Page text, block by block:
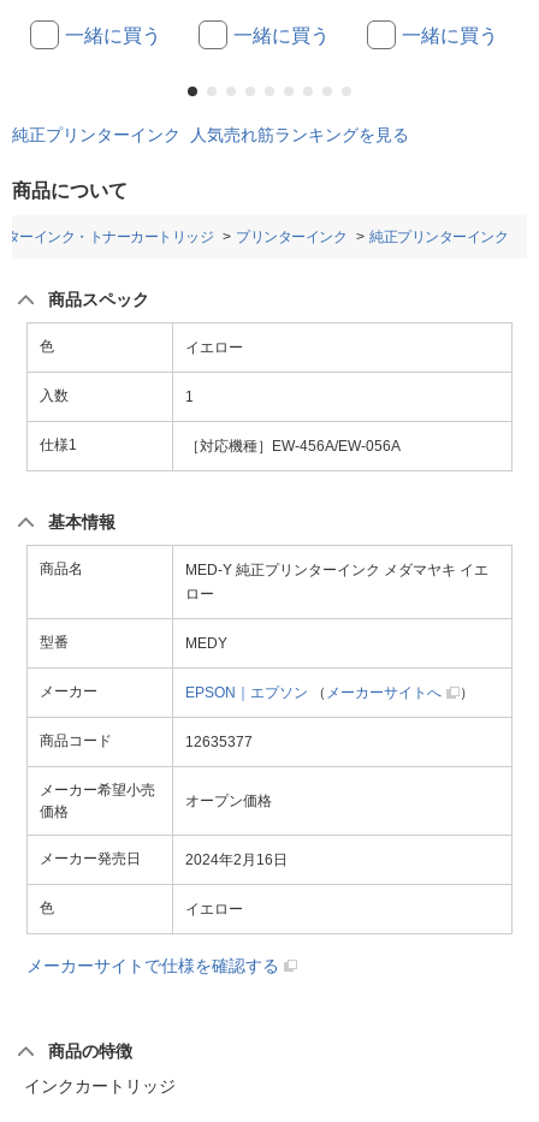
一緒に買う 一緒に買う 一緒に買う
純正プリンターインク 人気売れ筋ランキングを見る
商品について
ターインク・トナーカートリッジ プリンターインク 純正プリンターインク
商品スペック
色 イエロー
入数 1
仕様1 ［対応機種］EW-456A/EW-056A
基本情報
商品名
MED-Y 純正プリンターインク メダマヤキ イエ
ロー
型番 MEDY
メーカー EPSON｜エプソン （ メーカーサイトへ ）
商品コード 12635377
メーカー希望小売
価格
オープン価格
メーカー発売日 2024年2月16日
色 イエロー
メーカーサイトで仕様を確認する
商品の特徴
インクカートリッジ